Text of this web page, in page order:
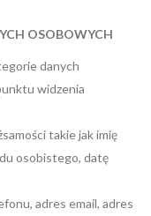
OSOBOWYCH
danych
widzenia
takie jak imię
osobistego, datę
adres email, adres